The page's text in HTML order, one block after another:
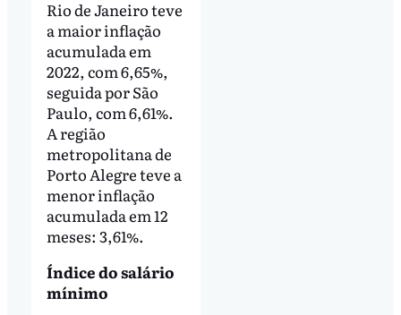
Rio de Janeiro teve
a maior inflação
acumulada em
2022, com 6,65%,
seguida por São
Paulo, com 6,61%.
A região
metropolitana de
Porto Alegre teve a
menor inflação
acumulada em 12
meses: 3,61%.
Índice do salário
mínimo